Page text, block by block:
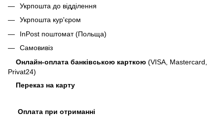
Укрпошта до відділення
Укрпошта кур'єром
InPost поштомат (Польща)
Самовивіз
Онлайн-оплата банківською карткою (VISA, Mastercard,
Privat24)
Переказ на карту
Оплата при отриманні